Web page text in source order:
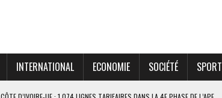
INTERNATIONAL ECONOMIE SOCIÉTÉ SPORT